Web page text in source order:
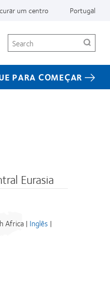
um centro Portugal
Search
PARA COMEÇAR
Eurasia
Africa | Inglês |